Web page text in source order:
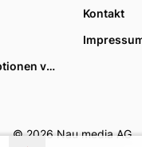
Kontakt
Datenschutzoptionen verwalten
© 2026 Nau media AG